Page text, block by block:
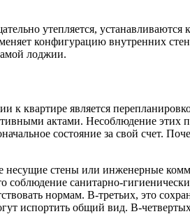
утепляется,
конфигурацию внутренних
лоджии.
к квартире является
актами. Несоблюдение этих
состояние за свой счет.
стены или инженерные
санитарно-
нормам. В-третьих, это
испортить общий вид. В-